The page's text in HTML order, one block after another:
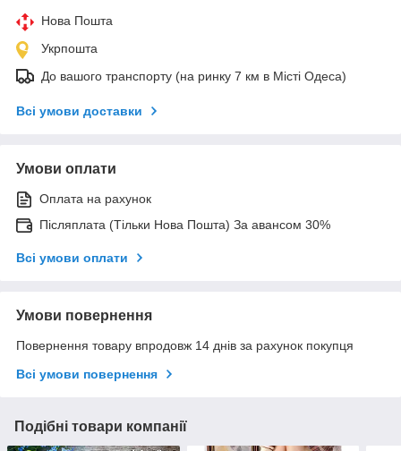
Нова Пошта
Укрпошта
До вашого транспорту (на ринку 7 км в Місті Одеса)
Всі умови доставки
Умови оплати
Оплата на рахунок
Післяплата (Тільки Нова Пошта) За авансом 30%
Всі умови оплати
Умови повернення
Повернення товару впродовж 14 днів за рахунок покупця
Всі умови повернення
Подібні товари компанії